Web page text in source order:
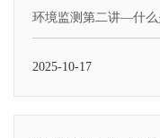
环境监测第二讲—什么
2025-10-17